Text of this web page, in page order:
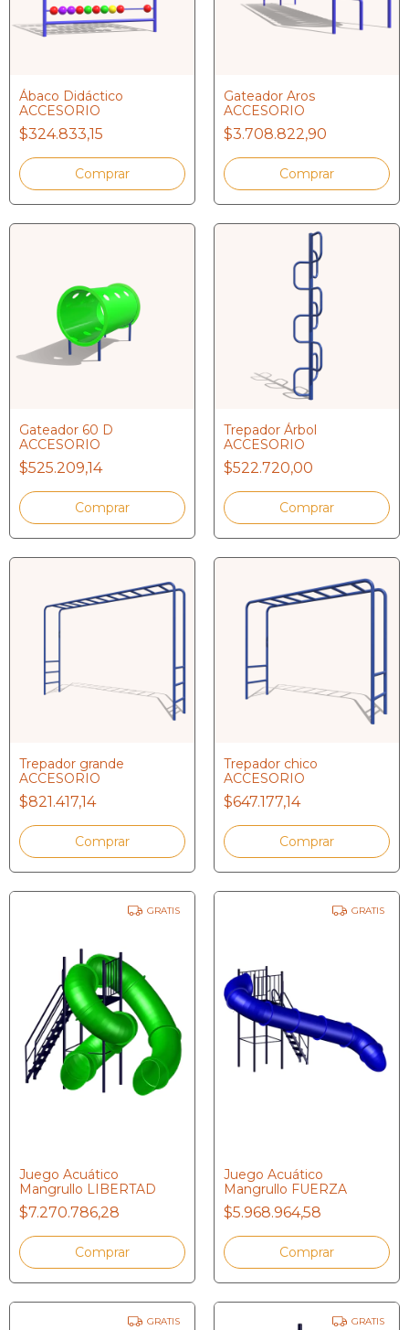
Ábaco Didáctico
ACCESORIO
$324.833,15
Gateador Aros
ACCESORIO
$3.708.822,90
Gateador 60 D
ACCESORIO
$525.209,14
Trepador Árbol
ACCESORIO
$522.720,00
Trepador grande
ACCESORIO
$821.417,14
Trepador chico
ACCESORIO
$647.177,14
GRATIS
Juego Acuático
Mangrullo LIBERTAD
$7.270.786,28
GRATIS
Juego Acuático
Mangrullo FUERZA
$5.968.964,58
GRATIS GRATIS